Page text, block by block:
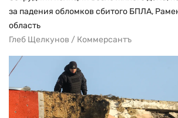
за падения обломков сбитого БПЛА,
область
Глеб Щелкунов / Коммерсантъ